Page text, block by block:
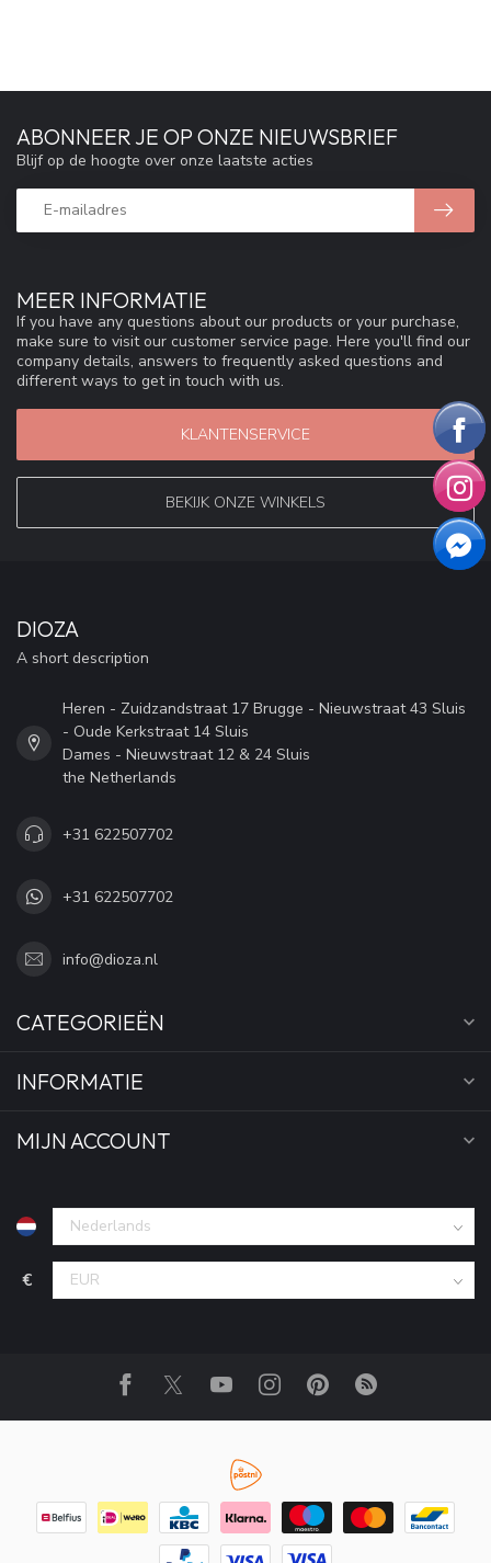
MEER INFORMATIE
If you have any questions about our products or your purchase,
make sure to visit our customer service page. Here you'll find our
company details, answers to frequently asked questions and
different ways to get in touch with us.
KLANTENSERVICE
BEKIJK ONZE WINKELS
ABONNEER JE OP ONZE NIEUWSBRIEF
Blijf op de hoogte over onze laatste acties
DIOZA
A short description
Heren - Zuidzandstraat 17 Brugge - Nieuwstraat 43 Sluis
- Oude Kerkstraat 14 Sluis
Dames - Nieuwstraat 12 & 24 Sluis
the Netherlands
+31 622507702
+31 622507702
info@dioza.nl
CATEGORIEËN
INFORMATIE
MIJN ACCOUNT
€